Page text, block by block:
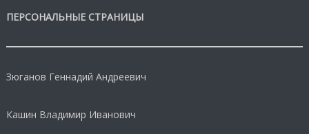
ПЕРСОНАЛЬНЫЕ СТРАНИЦЫ
Зюганов Геннадий Андреевич
Кашин Владимир Иванович